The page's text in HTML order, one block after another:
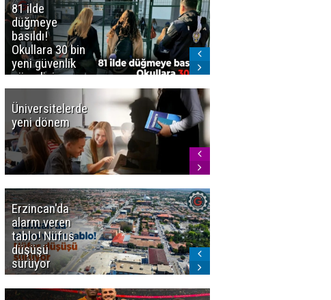
81 ilde
düğmeye
basıldı!
Okullara 30 bin
yeni güvenlik
görevlisi
Üniversitelerde
yeni dönem
Erzincan'da
alarm veren
tablo! Nüfus
düşüşü
sürüyor